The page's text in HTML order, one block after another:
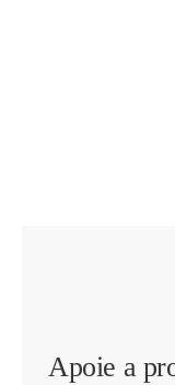
Apoie a